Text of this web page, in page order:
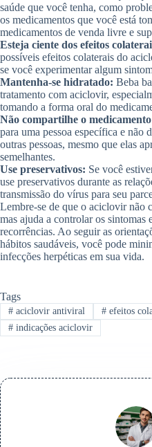
saúde que você tenha, como
os medicamentos que você está
medicamentos de venda livre e
Esteja ciente dos efeitos
possíveis efeitos colaterais do
se você experimentar algum
Mantenha-se hidratado: Beba
tratamento com aciclovir,
tomando a forma oral do
Não compartilhe o
para uma pessoa específica e não
outras pessoas, mesmo que elas
semelhantes.
Use preservativos: Se você
use preservativos durante as
transmissão do vírus para seu
Lembre-se de que o aciclovir não
mas ajuda a controlar os sintomas
recorrências. Ao seguir as
hábitos saudáveis, você pode
infecções herpéticas em sua vida.
Tags
#aciclovir antiviral #efeitos
#indicações aciclovir